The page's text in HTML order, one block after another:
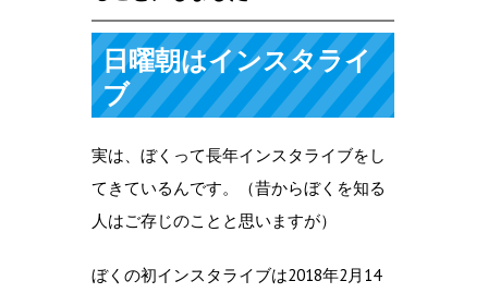
日曜朝はインスタライ
ブ
実は、ぼくって長年インスタライブをし
てきているんです。（昔からぼくを知る
人はご存じのことと思いますが）
ぼくの初インスタライブは2018年2月14